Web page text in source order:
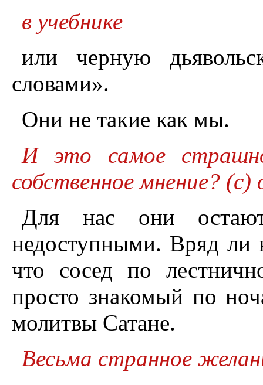
в учебнике
или черную
словами».
Они не такие как мы.
И это самое
собственное мнение?
Для нас они
недоступными. Вряд ли
что сосед по
просто знакомый по
молитвы Сатане.
Весьма странное